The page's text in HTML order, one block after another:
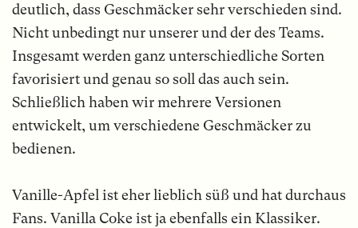
deutlich, dass Geschmäcker sehr verschieden sind.
Nicht unbedingt nur unserer und der des Teams.
Insgesamt werden ganz unterschiedliche Sorten
favorisiert und genau so soll das auch sein.
Schließlich haben wir mehrere Versionen
entwickelt, um verschiedene Geschmäcker zu
bedienen.
Vanille-Apfel ist eher lieblich süß und hat durchaus
Fans. Vanilla Coke ist ja ebenfalls ein Klassiker.